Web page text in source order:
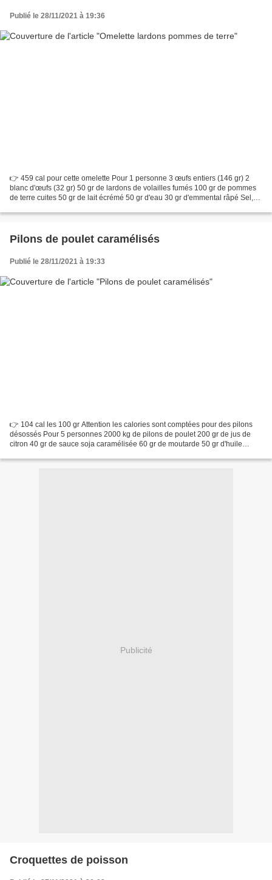
Publié le 28/11/2021 à 19:36
👉 459 cal pour cette omelette Pour 1 personne 3 œufs entiers (146 gr) 2
blanc d'œufs (32 gr) 50 gr de lardons de volailles fumés 100 gr de pommes
de terre cuites 50 gr de lait écrémé 50 gr d'eau 30 gr d'emmental râpé Sel,
Pilons de poulet caramélisés
Publié le 28/11/2021 à 19:33
👉 104 cal les 100 gr Attention les calories sont comptées pour des pilons
désossés Pour 5 personnes 2000 kg de pilons de poulet 200 gr de jus de
citron 40 gr de sauce soja caramélisée 60 gr de moutarde 50 gr d'huile
Publicité
Croquettes de poisson